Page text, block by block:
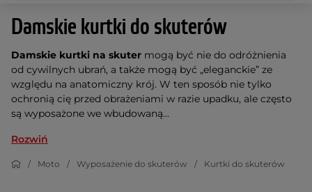
Damskie kurtki do skuterów
Damskie kurtki na skuter mogą być nie do odróżnienia
od cywilnych ubrań, a także mogą być „eleganckie” ze
względu na anatomiczny krój. W ten sposób nie tylko
ochronią cię przed obrażeniami w razie upadku, ale często
są wyposażone we wbudowaną...
Rozwiń
Moto Wyposażenie do skuterów Kurtki do skuterów